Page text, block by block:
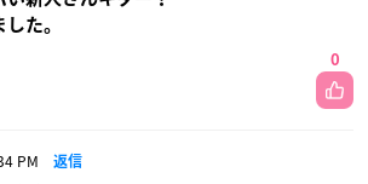
た。
0
PM 返信